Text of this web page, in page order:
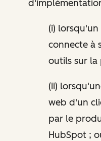
(i)
connecte à
outils sur la
(ii)
web d'un
par le
HubSpot ;